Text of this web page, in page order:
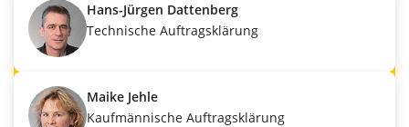
Hans-Jürgen Dattenberg
Technische Auftragsklärung
Maike Jehle
Kaufmännische Auftragsklärung